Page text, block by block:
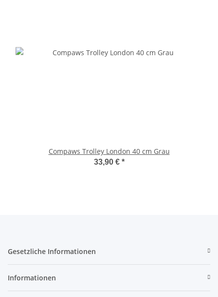
Compaws Trolley London 40 cm Grau
33,90 € *
Gesetzliche Informationen
Informationen